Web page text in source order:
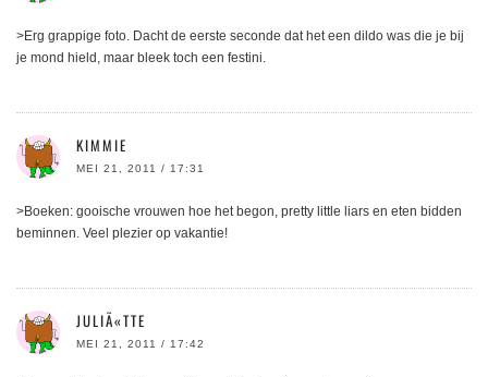
>Erg grappige foto. Dacht de eerste seconde dat het een dildo was die je bij
je mond hield, maar bleek toch een festini.
KIMMIE
MEI 21, 2011 / 17:31
>Boeken: gooische vrouwen hoe het begon, pretty little liars en eten bidden
beminnen. Veel plezier op vakantie!
JULIÃ«TTE
MEI 21, 2011 / 17:42